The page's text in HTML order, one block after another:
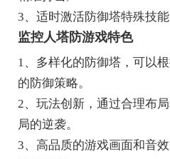
3、适时激活防御塔特殊技
监控人塔防游戏特色
1、多样化的防御塔，可以
的防御策略。
2、玩法创新，通过合理布
局的逆袭。
3、高品质的游戏画面和音